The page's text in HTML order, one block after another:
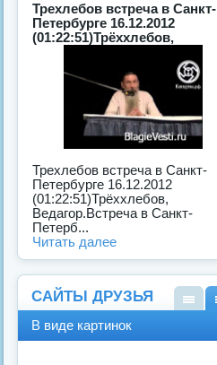
Трехлебов встреча в Санкт-
Петербурге 16.12.2012
(01:22:51)Трёххлебов,
Трехлебов встреча в Санкт-
Петербурге 16.12.2012
(01:22:51)Трёххлебов,
Ведагор.Встреча в Санкт-
Петерб...
Читать далее
САЙТЫ ДРУЗЬЯ
В виде картинок